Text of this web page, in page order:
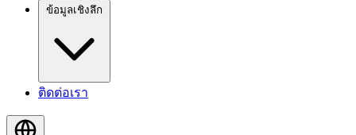
ข้อมูลเชิงลึก
ติดต่อเรา